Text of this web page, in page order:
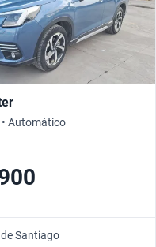
Automático
Santiago